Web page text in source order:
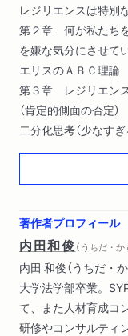
レジリエンスは特別
第２章 何が私たち
を嫌な気分にさせて
エリスのＡＢＣ理論
第３章 レジリエン
（肯定的側面の否定）
二分化思考（少なす
第４章 レジリエン
被害者意識の強いＢ
著作者プロフィール
内田和俊 （ うちだ・か
内田 和俊（うちだ・
大学法学部卒業。
て、また人材育成コ
研修やコンサルティ